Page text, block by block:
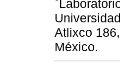
Atlixco
México.